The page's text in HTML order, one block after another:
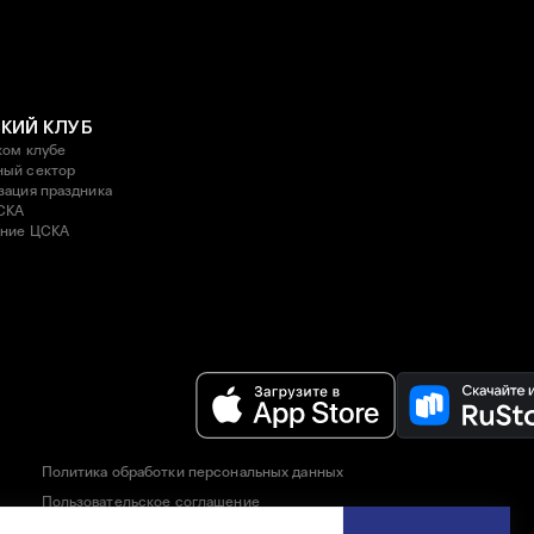
КЛУБ
клубе
сектор
праздника
ЦСКА
Политика обработки персональных данных
Пользовательское соглашение